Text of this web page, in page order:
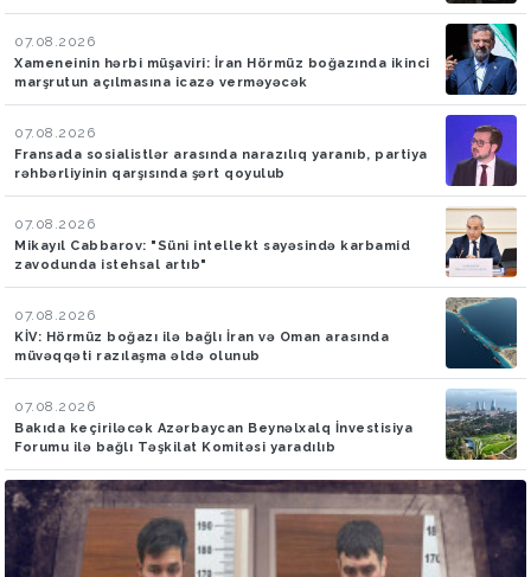
07.08.2026
Xameneinin hərbi müşaviri: İran Hörmüz boğazında ikinci
marşrutun açılmasına icazə verməyəcək
07.08.2026
Fransada sosialistlər arasında narazılıq yaranıb, partiya
rəhbərliyinin qarşısında şərt qoyulub
07.08.2026
Mikayıl Cabbarov: "Süni intellekt sayəsində karbamid
zavodunda istehsal artıb"
07.08.2026
KİV: Hörmüz boğazı ilə bağlı İran və Oman arasında
müvəqqəti razılaşma əldə olunub
07.08.2026
Bakıda keçiriləcək Azərbaycan Beynəlxalq İnvestisiya
Forumu ilə bağlı Təşkilat Komitəsi yaradılıb